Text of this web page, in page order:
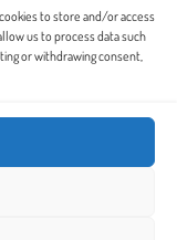
to store and/or access
us to process data such
or withdrawing consent,
MICE?